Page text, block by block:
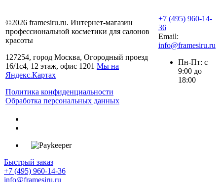
©2026 framesiru.ru. Интернет-магазин
профессиональной косметики для салонов
красоты
127254, город Москва, Огородный проезд
16/1с4, 12 этаж, офис 1201 Мы на
Яндекс.Картах
Политика конфиденциальности
Обработка персональных данных
+7 (495) 960-14-
36
Email:
info@framesiru.ru
Пн-Пт: с
9:00 до
18:00
Быстрый заказ
+7 (495) 960-14-36
info@framesiru.ru